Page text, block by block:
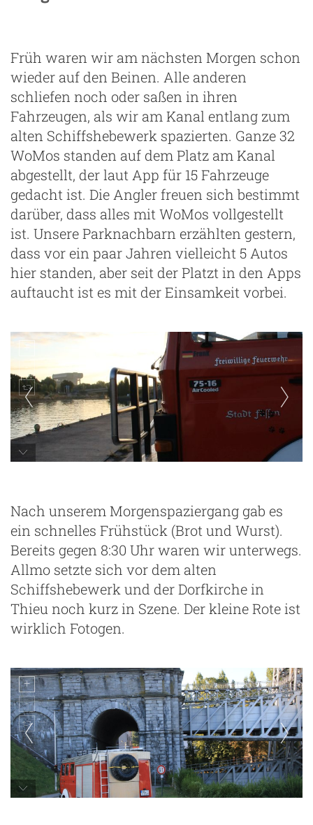
Früh waren wir am nächsten Morgen schon
wieder auf den Beinen. Alle anderen
schliefen noch oder saßen in ihren
Fahrzeugen, als wir am Kanal entlang zum
alten Schiffshebewerk spazierten. Ganze 32
WoMos standen auf dem Platz am Kanal
abgestellt, der laut App für 15 Fahrzeuge
gedacht ist. Die Angler freuen sich bestimmt
darüber, dass alles mit WoMos vollgestellt
ist. Unsere Parknachbarn erzählten gestern,
dass vor ein paar Jahren vielleicht 5 Autos
hier standen, aber seit der Platzt in den Apps
auftaucht ist es mit der Einsamkeit vorbei.
Nach unserem Morgenspaziergang gab es
ein schnelles Frühstück (Brot und Wurst).
Bereits gegen 8:30 Uhr waren wir unterwegs.
Allmo setzte sich vor dem alten
Schiffshebewerk und der Dorfkirche in
Thieu noch kurz in Szene. Der kleine Rote ist
wirklich Fotogen.